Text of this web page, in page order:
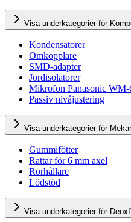
Visa underkategorier för
Kondensatorer
Omkopplare
SMD-adapter
Jordisolatorer
Mikrofon Panasonic WM-
Passiv nivåjustering
Visa underkategorier för
Gummifötter
Rattar för 6 mm axel
Rörhållare
Lödstöd
Visa underkategorier för